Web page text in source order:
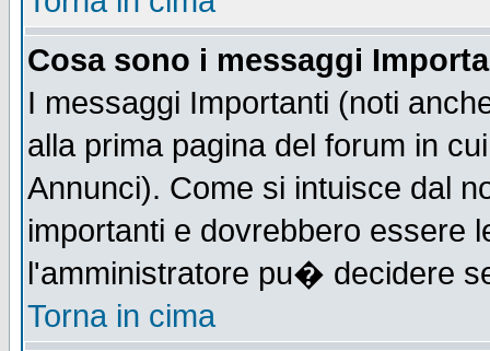
Cosa sono i messaggi
I messaggi Importanti (noti
alla prima pagina del forum in
Annunci). Come si intuisce dal
importanti e dovrebbero essere
l'amministratore pu� decidere
Torna in cima